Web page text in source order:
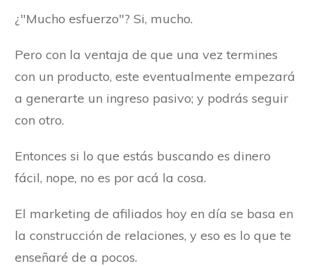
¿"Mucho esfuerzo"? Si, mucho.
Pero con la ventaja de que una vez termines
con un producto, este eventualmente empezará
a generarte un ingreso pasivo; y podrás seguir
con otro.
Entonces si lo que estás buscando es dinero
fácil, nope, no es por acá la cosa.
El marketing de afiliados hoy en día se basa en
la construcción de relaciones, y eso es lo que te
enseñaré de a pocos.